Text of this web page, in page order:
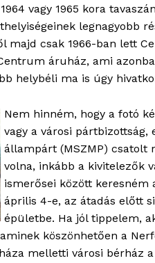
bSZ fiók
Előfizetés
Hirdetés
vagy 1965 kora tavaszán
legnagyobb
csak 1966-ban lett
áruház, ami
helybéli ma is úgy
Nem hinném, hogy a fotó
vagy a városi pártbizottság,
állampárt (MSZMP) csatolt
volna, inkább a kivitelezők
ismerősei között keresném
április 4-e, az átadás előtt
épületbe. Ha jól tippelem,
köszönhetően a
melletti városi bérház